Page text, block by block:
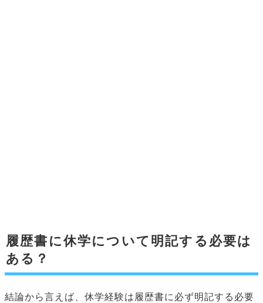
履歴書に休学について明記する必要は
ある？
結論から言えば、休学経験は履歴書に必ず明記する必要